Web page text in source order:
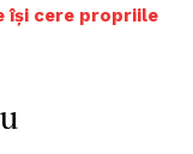
își cere propriile